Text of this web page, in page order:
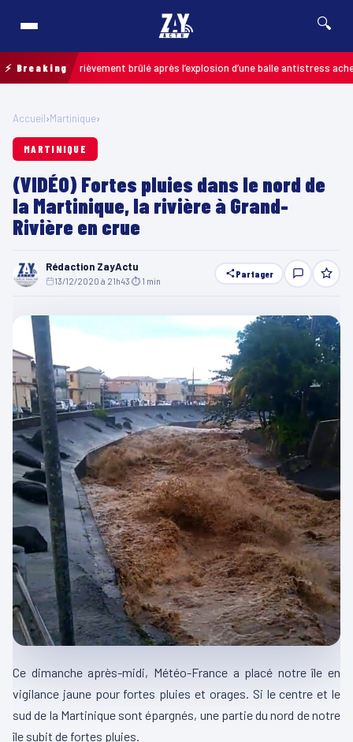
🔍
⚡ Breaking
enfant grièvement brûlé après l’explosion d’une balle antistress achetée
Accueil›Martinique›
MARTINIQUE
(VIDÉO) Fortes pluies dans le nord de
la Martinique, la rivière à Grand-
Rivière en crue
Rédaction ZayActu
13/12/2020 à 21h43 ⏱ 1 min
Partager
Ce dimanche après-midi, Météo-France a placé notre île en
vigilance jaune pour fortes pluies et orages. Si le centre et le
sud de la Martinique sont épargnés, une partie du nord de notre
île subit de fortes pluies.